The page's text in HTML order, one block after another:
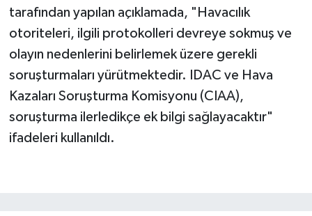
tarafından yapılan açıklamada, "Havacılık
otoriteleri, ilgili protokolleri devreye sokmuş ve
olayın nedenlerini belirlemek üzere gerekli
soruşturmaları yürütmektedir. IDAC ve Hava
Kazaları Soruşturma Komisyonu (CIAA),
soruşturma ilerledikçe ek bilgi sağlayacaktır"
ifadeleri kullanıldı.